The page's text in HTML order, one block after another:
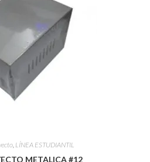
, LÍNEA ESTUDIANTIL
METALICA #12